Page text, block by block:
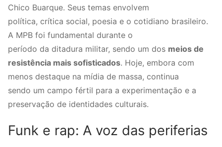
Chico Buarque. Seus temas envolvem
política, crítica social, poesia e o cotidiano brasileiro.
A MPB foi fundamental durante o
período da ditadura militar, sendo um dos meios de
resistência mais sofisticados. Hoje, embora com
menos destaque na mídia de massa, continua
sendo um campo fértil para a experimentação e a
preservação de identidades culturais.
Funk e rap: A voz das periferias